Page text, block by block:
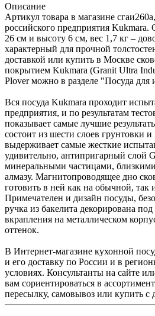
Описание
Артикул товара в магазине
российского предприятия Kukmara.
26 см и высоту 6 см, вес 1,7 кг –
характерный для прочной
доставкой или купить в Москве
покрытием Kukmara (Granit Ultra
Plover можно в разделе "Посуда
Вся посуда Kukmara проходит
предприятия, и по результатам
показывает самые лучшие
состоит из шести слоев грунтовки
выдерживает самые жесткие
удивительно, антипригарный слой
минеральными частицами,
алмазу. Магнитопроводящее дно
готовить в ней как на обычной,
Примечателен и дизайн посуды,
ручка из бакелита декорирована
вкрапления на металлическом
оттенок.
В Интернет-магазине кухонной
и его доставку по России и в
условиях. Консультанты на сайте
вам сориентироваться в
пересылку, самовывоз или купить с